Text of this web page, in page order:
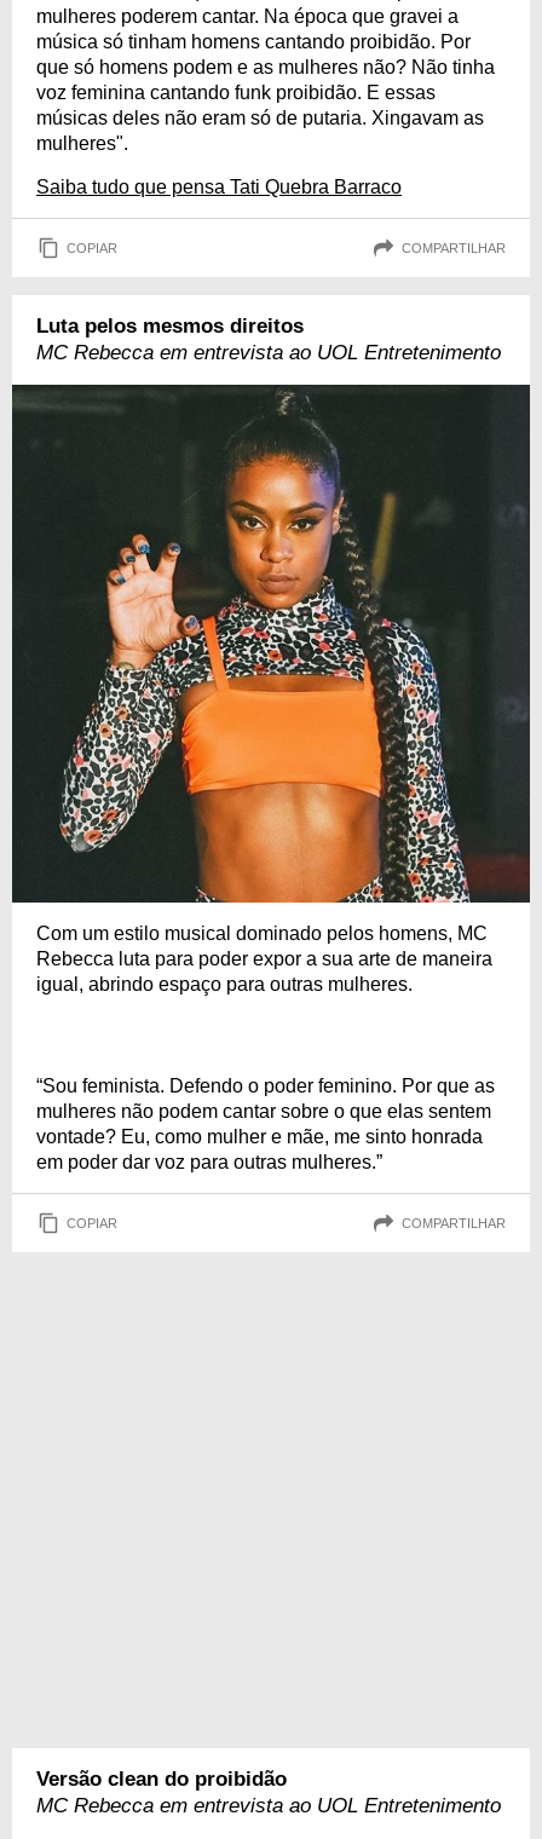
mulheres poderem cantar. Na época que gravei a
música só tinham homens cantando proibidão. Por
que só homens podem e as mulheres não? Não tinha
voz feminina cantando funk proibidão. E essas
músicas deles não eram só de putaria. Xingavam as
mulheres".
Saiba tudo que pensa Tati Quebra Barraco
COPIAR COMPARTILHAR
Luta pelos mesmos direitos
MC Rebecca em entrevista ao UOL Entretenimento
Com um estilo musical dominado pelos homens, MC
Rebecca luta para poder expor a sua arte de maneira
igual, abrindo espaço para outras mulheres.
“Sou feminista. Defendo o poder feminino. Por que as
mulheres não podem cantar sobre o que elas sentem
vontade? Eu, como mulher e mãe, me sinto honrada
em poder dar voz para outras mulheres.”
COPIAR COMPARTILHAR
Versão clean do proibidão
MC Rebecca em entrevista ao UOL Entretenimento